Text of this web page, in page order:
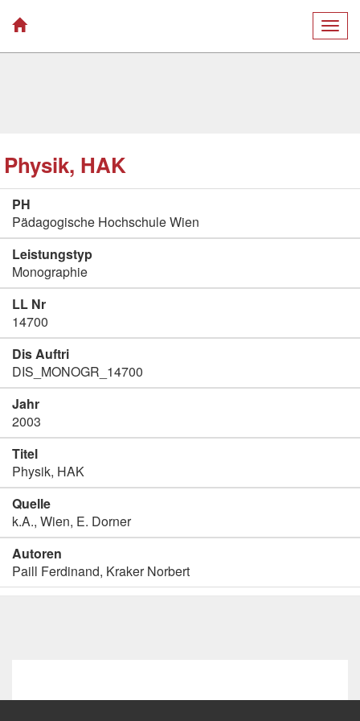
Physik, HAK
PH
Pädagogische Hochschule Wien
Leistungstyp
Monographie
LL Nr
14700
Dis Auftri
DIS_MONOGR_14700
Jahr
2003
Titel
Physik, HAK
Quelle
k.A., Wien, E. Dorner
Autoren
Paill Ferdinand, Kraker Norbert